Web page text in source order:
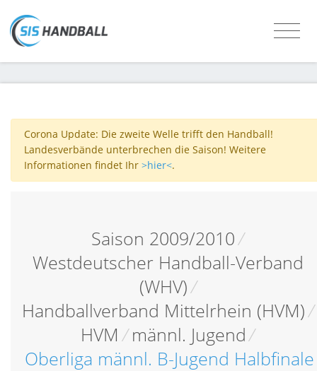
Corona Update: Die zweite Welle trifft den Handball!
Landesverbände unterbrechen die Saison! Weitere
Informationen findet Ihr >hier<.
Saison 2009/2010/
Westdeutscher Handball-Verband
(WHV)/
Handballverband Mittelrhein (HVM)/
HVM / männl. Jugend/
Oberliga männl. B-Jugend Halbfinale